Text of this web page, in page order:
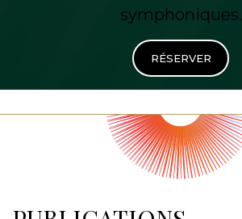
symphoniques.
RÉSERVER